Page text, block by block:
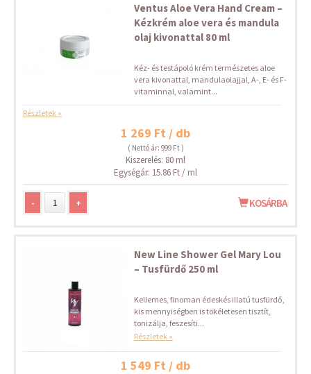
Ventus Aloe Vera Hand Cream –
Kézkrém aloe vera és mandula
olaj kivonattal 80 ml
Kéz- és testápoló krém természetes aloe
vera kivonattal, mandulaolajjal, A-, E- és F-
vitaminnal, valamint...
Részletek »
1 269 Ft / db
( Nettó ár: 999 Ft )
Kiszerelés: 80 ml
Egységár: 15.86 Ft / ml
- + KOSÁRBA
New Line Shower Gel Mary Lou
– Tusfürdő 250 ml
Kellemes, finoman édeskés illatú tusfürdő,
kis mennyiségben is tökéletesen tisztít,
tonizálja, feszesíti...
Részletek »
1 549 Ft / db